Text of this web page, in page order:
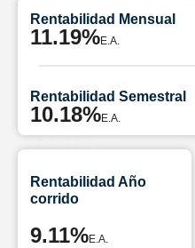
Rentabilidad Mensual
11.19%E.A.
Rentabilidad Semestral
10.18%E.A.
Rentabilidad Año
corrido
9.11%E.A.